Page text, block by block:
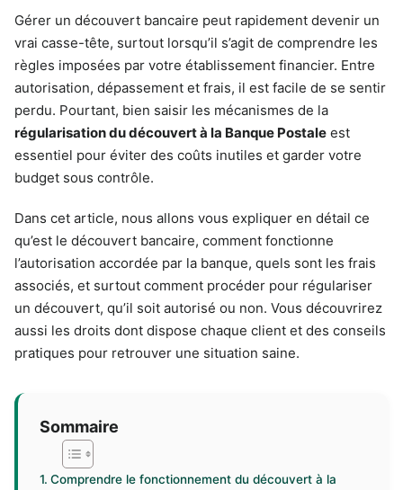
Gérer un découvert bancaire peut rapidement devenir un
vrai casse-tête, surtout lorsqu’il s’agit de comprendre les
règles imposées par votre établissement financier. Entre
autorisation, dépassement et frais, il est facile de se sentir
perdu. Pourtant, bien saisir les mécanismes de la
régularisation du découvert à la Banque Postale est
essentiel pour éviter des coûts inutiles et garder votre
budget sous contrôle.
Dans cet article, nous allons vous expliquer en détail ce
qu’est le découvert bancaire, comment fonctionne
l’autorisation accordée par la banque, quels sont les frais
associés, et surtout comment procéder pour régulariser
un découvert, qu’il soit autorisé ou non. Vous découvrirez
aussi les droits dont dispose chaque client et des conseils
pratiques pour retrouver une situation saine.
Sommaire
Comprendre le fonctionnement du découvert à la